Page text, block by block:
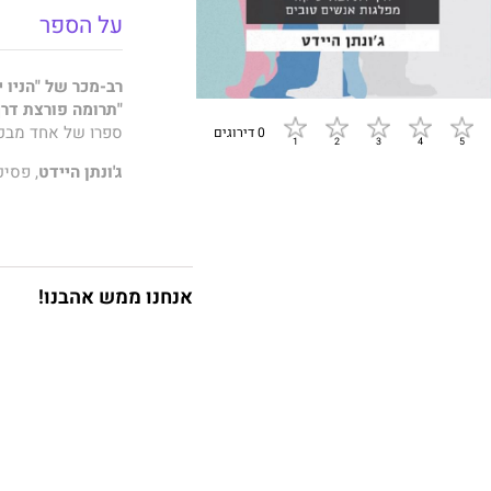
0 דירוגים
על הספר
רב-מכר של "הניו
"תרומה פורצת
ספרו של אחד
ג'ונתן היידט,
האופן שבו בני
תפיסות המוסר,
שמחזיק בהשקפה
לבחינה מחודשת
לקבוצה חברתית
כיצד המוסריוּת
דרך סקירה
להבנת הנס
אנחנו ממש אהבנו!